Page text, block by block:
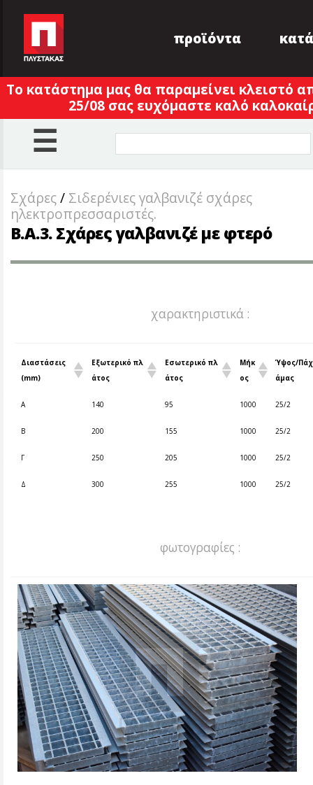
προϊόντα
Το κατάστημα μας θα παραμείνει κλειστό
25/08 σας ευχόμαστε καλό
☰
Σχάρες/ Σιδερένιες γαλβανιζέ σχάρες
ηλεκτροπρεσσαριστές.
B.A.3. Σχάρες γαλβανιζέ με φτερό
χαρακτηριστικά :
Διαστάσεις
(mm)
Εξωτερικό πλ
άτος
Εσωτερικό πλ
άτος
Μήκ
ος
Ύψος/
άμας
Α 140 95 1000 25/2
Β 200 155 1000 25/2
Γ 250 205 1000 25/2
Δ 300 255 1000 25/2
φωτογραφίες :